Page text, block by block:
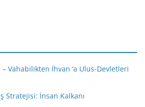
Vahabilikten İhvan ‘a Ulus-Devletleri
Stratejisi: İnsan Kalkanı